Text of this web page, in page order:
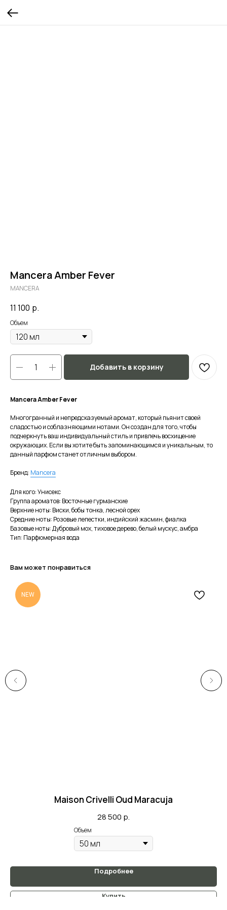
Mancera Amber Fever
MANCERA
11 100 р.
Объем
Добавить в корзину
Mancera Amber Fever
Многогранный и непредсказуемый аромат, который пьянит своей
сладостью и соблазняющими нотами. Он создан для того, чтобы
подчеркнуть ваш индивидуальный стиль и привлечь восхищение
окружающих. Если вы хотите быть запоминающимся и уникальным, то
данный парфюм станет отличным выбором.
Бренд: Mancera
Для кого: Унисекс
Группа ароматов: Восточные гурманские
Верхние ноты: Виски, бобы тонка, лесной орех
Средние ноты: Розовые лепестки, индийский жасмин, фиалка
Базовые ноты: Дубровый мох, тиховое дерево, белый мускус, амбра
Тип: Парфюмерная вода
Вам может понравиться
NEW
Maison Crivelli Oud Maracuja
28 500 р.
Объем
Подробнее
Купить